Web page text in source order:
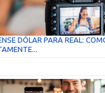
DÓLAR PARA REAL: